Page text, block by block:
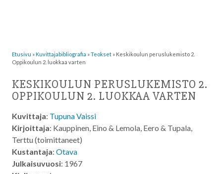
Etusivu »Kuvittaja­bibliografia »Teokset » Keskikoulun peruslukemisto 2.
Oppikoulun 2. luokkaa varten
KESKIKOULUN PERUSLUKEMISTO 2.
OPPIKOULUN 2. LUOKKAA VARTEN
Kuvittaja: Tupuna Vaissi
Kirjoittaja: Kauppinen, Eino & Lemola, Eero & Tupala,
Terttu (toimittaneet)
Kustantaja: Otava
Julkaisuvuosi: 1967